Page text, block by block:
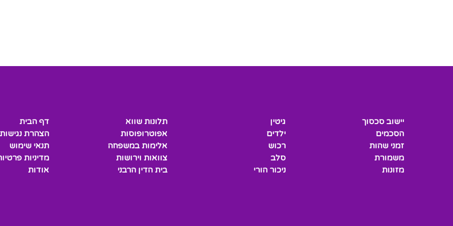
יישוב סכסוך
הסכמים
זמני שהות
משמורת
מזונות
גיטין
ילדים
רכוש
סלב
ניכור הורי
תלונות שווא
אפוטרופוסות
אלימות במשפחה
צוואות וירושות
בית הדין הרבני
דף הבית
הצהרת נגישות
תנאי שימוש
מדיניות
אודות